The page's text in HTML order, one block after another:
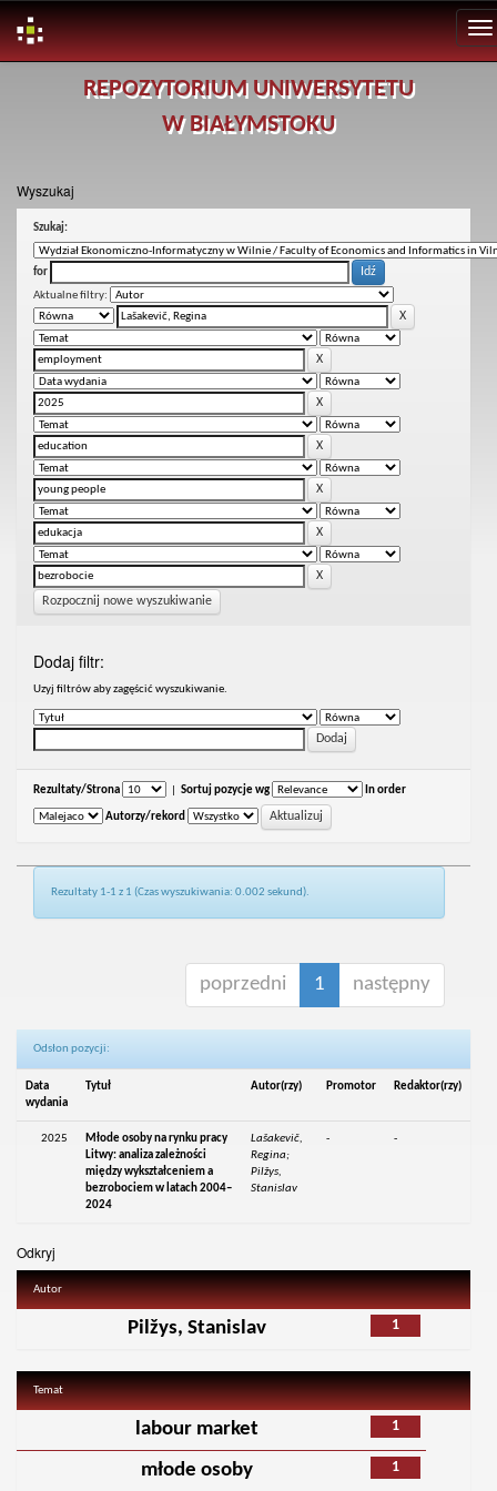
REPOZYTORIUM UNIWERSYTETU
W BIAŁYMSTOKU
Wyszukaj
Szukaj:
for
Aktualne filtry:
Rozpocznij nowe wyszukiwanie
Dodaj filtr:
Uzyj filtrów aby zagęścić wyszukiwanie.
Rezultaty/Strona Sortuj pozycje wg In order
Autorzy/rekord
Rezultaty 1-1 z 1 (Czas wyszukiwania: 0.002 sekund).
poprzedni 1 następny
Odsłon pozycji:
Data
wydania
Tytuł Autor(rzy) Promotor Redaktor(rzy)
2025
Młode osoby na rynku pracy
Litwy: analiza zależności
między wykształceniem a
bezrobociem w latach 2004–
2024
Lašakevič,
Regina;
Pilžys,
Stanislav
- -
Odkryj
Autor
1
Pilžys, Stanislav
Temat
1
labour market
1
młode osoby